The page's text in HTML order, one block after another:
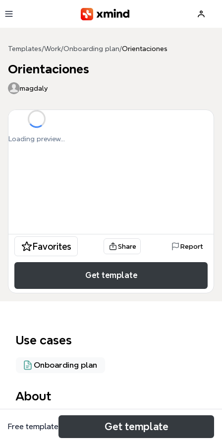
Templates/Work/Onboarding plan/Orientaciones
Orientaciones
magdaly
Loading preview...
Favorites Share Report
Get template
Use cases
Onboarding plan
About
El mapa mental 'Orientaciones' de Xmind es una
plantilla de 315 nodos diseñada para planificar y
Free template Get template